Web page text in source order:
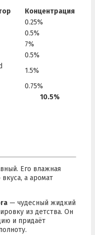
Концентрация
0.25%
0.5%
7%
0.5%
1.5%
0.75%
10.5%
Его влажная
а аромат
— чудесный жидкий
из детства. Он
и придаёт